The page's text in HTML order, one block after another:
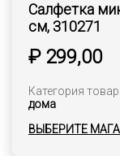
Салфетка
см, 310271
₽ 299,00
Категория
дома
ВЫБЕРИТЕ